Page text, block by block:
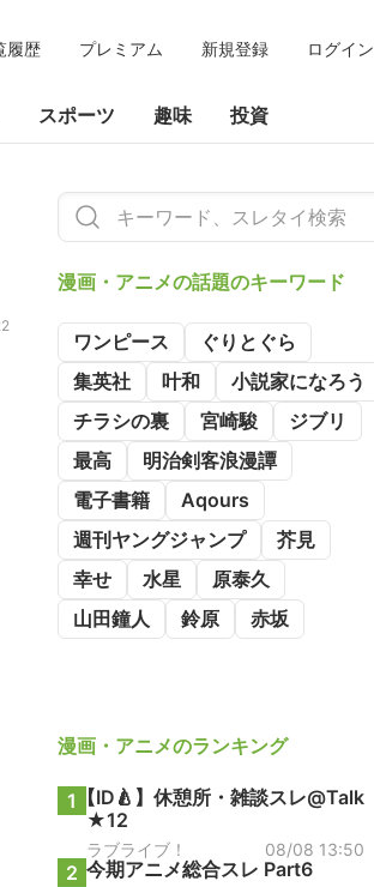
履歴 プレミアム 新規登録 ログイン
スポーツ 趣味 投資
漫画・アニメの話題のキーワード
ワンピース
ぐりとぐら
集英社
叶和
小説家になろう
チラシの裏
宮崎駿
ジブリ
最高
明治剣客浪漫譚
電子書籍
Aqours
週刊ヤングジャンプ
芥見
幸せ
水星
原泰久
山田鐘人
鈴原 赤坂
漫画・アニメのランキング
1 【ID🍐】休憩所・雑談スレ@Talk
★12
ラブライブ！ 08/08 13:50
2 今期アニメ総合スレ Part6